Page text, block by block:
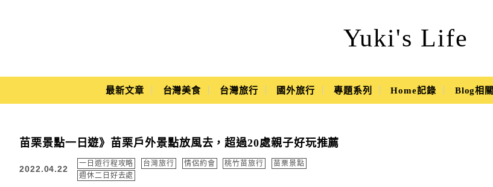
Yuki's Life
Yuki's Life
Main Menu
最新文章 台灣美食 台灣旅行 國外旅行 專題系列 Home記錄 Blog相關
苗栗景點一日遊》苗栗戶外景點放風去，超過20處親子好玩推薦
2022.04.22
一日遊行程攻略 台灣旅行 情侶約會 桃竹苗旅行
苗栗景點
週休二日好去處